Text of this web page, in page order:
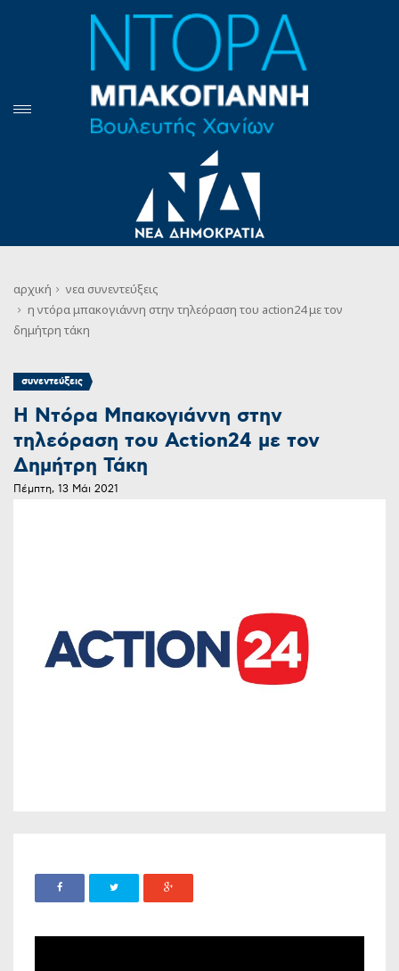
αρχική νεα συνεντεύξεις
η ντόρα μπακογιάννη στην τηλεόραση του action24 με τον
δημήτρη τάκη
συνεντεύξεις
Η Ντόρα Μπακογιάννη στην
τηλεόραση του Action24 με τον
Δημήτρη Τάκη
Πέμπτη, 13 Μάι 2021